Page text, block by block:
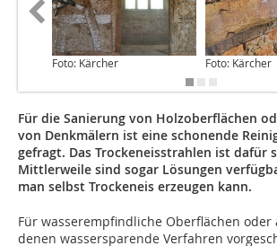
Foto: Kärcher Foto: Kärcher
Für die Sanierung von Holzoberflächen
von Denkmälern ist eine schonende
gefragt. Das Trockeneisstrahlen ist dafür
Mittlerweile sind sogar Lösungen
man selbst Trockeneis erzeugen kann.
Für wasserempfindliche Oberflächen oder
denen wassersparende Verfahren